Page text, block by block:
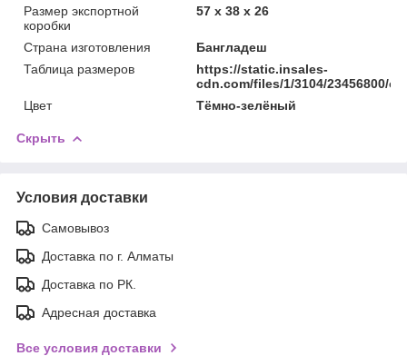
Размер экспортной
коробки
57 x 38 x 26
Страна изготовления
Бангладеш
Таблица размеров
https://static.insales-
cdn.com/files/1/3104/23456800/
Цвет
Тёмно-зелёный
Скрыть
Условия доставки
Самовывоз
Доставка по г. Алматы
Доставка по РК.
Адресная доставка
Все условия доставки